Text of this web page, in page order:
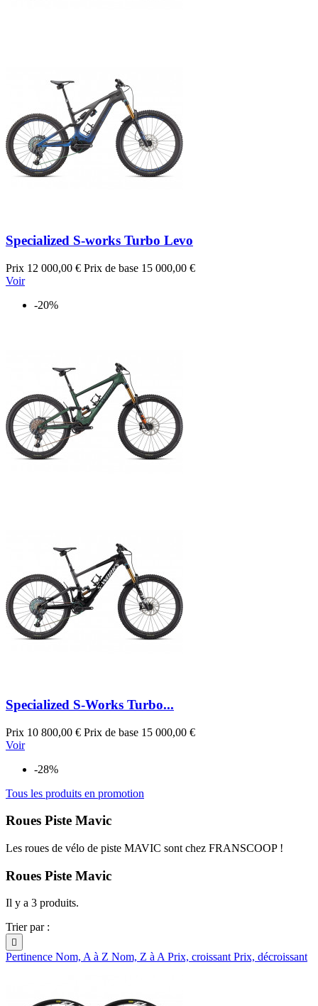
Specialized S-works Turbo Levo
Prix 12 000,00 € Prix de base 15 000,00 €
Voir
-20%
Specialized S-Works Turbo...
Prix 10 800,00 € Prix de base 15 000,00 €
Voir
-28%
Tous les produits en promotion
Roues Piste Mavic
Les roues de vélo de piste MAVIC sont chez FRANSCOOP !
Roues Piste Mavic
Il y a 3 produits.
Trier par :

Pertinence Nom, A à Z Nom, Z à APrix, croissantPrix, décroissant